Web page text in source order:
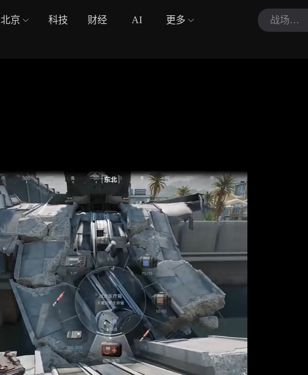
北京 科技 财经 AI 更多 战场主宰